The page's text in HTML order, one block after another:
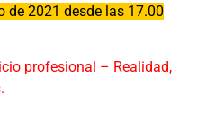
de 2021 desde las 17.00
profesional – Realidad,